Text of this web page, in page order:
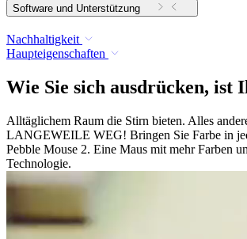
Software und Unterstützung
Nachhaltigkeit
Haupteigenschaften
Wie Sie sich ausdrücken, ist
Alltäglichem Raum die Stirn bieten. Alles
LANGEWEILE WEG! Bringen Sie Farbe in
Pebble Mouse 2. Eine Maus mit mehr Farben
Technologie.